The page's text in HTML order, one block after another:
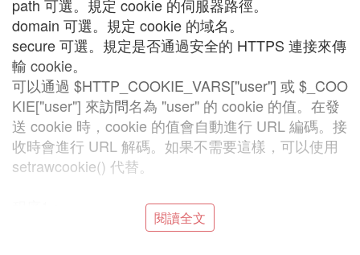
path 可選。規定 cookie 的伺服器路徑。
domain 可選。規定 cookie 的域名。
secure 可選。規定是否通過安全的 HTTPS 連接來傳
輸 cookie。
可以通過 $HTTP_COOKIE_VARS["user"] 或 $_COO
KIE["user"] 來訪問名為 "user" 的 cookie 的值。在發
送 cookie 時，cookie 的值會自動進行 URL 編碼。接
收時會進行 URL 解碼。如果不需要這樣，可以使用
setrawcookie() 代替。
閱讀全文